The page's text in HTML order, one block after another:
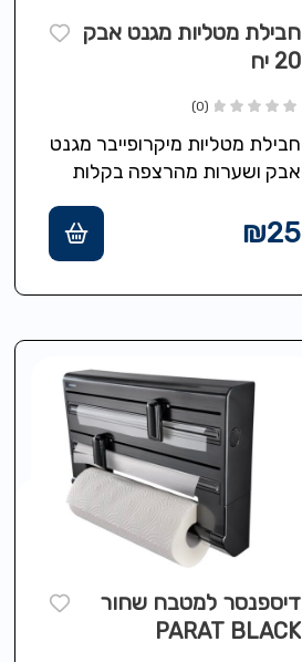
חבילת מטליות מגנט אבק
20 יח
(0)
חבילת מטליות מיקרופייבר מגנט
אבק ושערות מהרצפה בקלות
ואביזרי ניקיון – 20 יח
₪25
דיספנסר למטבח שחור
PARAT BLACK